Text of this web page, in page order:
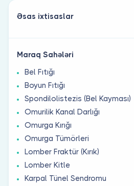
Əsas ixtisaslar
Maraq Sahələri
Bel Fıtığı
Boyun Fıtığı
Spondilolistezis (Bel Kayması)
Omurilik Kanal Darlığı
Omurga Kırığı
Omurga Tümörleri
Lomber Fraktür (Kırık)
Lomber Kitle
Karpal Tünel Sendromu